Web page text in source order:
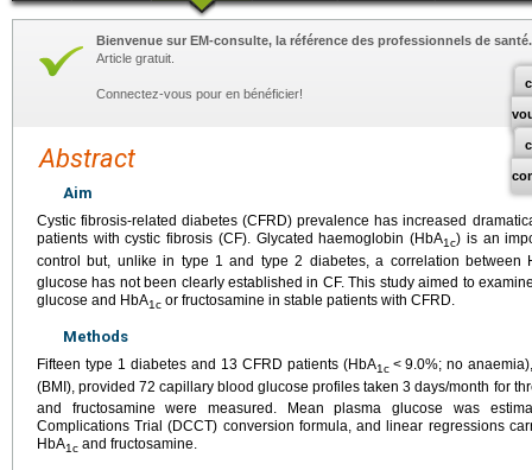
Bienvenue sur EM-consulte, la référence des professionnels de santé.
Article gratuit.
Connectez-vous pour en bénéficier!
Abstract
Aim
Cystic fibrosis-related diabetes (CFRD) prevalence has increased
patients with cystic fibrosis (CF). Glycated haemoglobin (HbA1c) is an
control but, unlike in type 1 and type 2 diabetes, a correlation between
glucose has not been clearly established in CF. This study aimed to
glucose and HbA1c or fructosamine in stable patients with CFRD.
Methods
Fifteen type 1 diabetes and 13 CFRD patients (HbA1c < 9.0%; no
(BMI), provided 72 capillary blood glucose profiles taken 3 days/month for
and fructosamine were measured. Mean plasma glucose was
Complications Trial (DCCT) conversion formula, and linear regressions
HbA1c and fructosamine.